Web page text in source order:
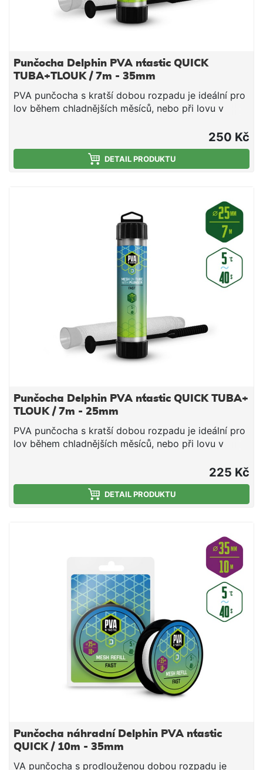
Punčocha Delphin PVA n´tastic QUICK
TUBA+TLOUK / 7m - 35mm
PVA punčocha s kratší dobou rozpadu je ideální pro
lov během chladnějších měsíců, nebo při lovu v
dnu. Jedná se o vysoce kvalitní produkt, při kterém
díky důkladnému pletení nedochází ke svévolnému
trhání punčochy a zároveň se výborně plní i velmi
jemnými částicemi, čímž budete moci spolu s
návnadu přímo na montáži. Součástí balení je tuba a
tlouk, které umožňují snadné plnění punčochy
vnadící směsí. PVA punčocha se po čase přímo
úměrném teplotě vody rozpustí a tak uvolní krmnou
směs v bezprostřední blízkosti nástrahy, čímž
výrazně zvýší její atraktivnost pro kaprovité ryby.
Upozornění: PVA produkty jsou vodou rozpustné,
manipulujte s nimi proto jen se suchýma rukama, aby
nedošlo k jejich deformaci či poškození. Technické
parametry: Průměr: 35mm (široká) Délka: 7m Doba
rozpustnosti: cca 40s/5°C voda
250 Kč
DETAIL PRODUKTU
Punčocha Delphin PVA n´tastic QUICK TUBA+
TLOUK / 7m - 25mm
PVA punčocha s kratší dobou rozpadu je ideální pro
lov během chladnějších měsíců, nebo při lovu v
dnu. Jedná se o vysoce kvalitní produkt, při kterém
díky důkladnému pletení nedochází ke svévolnému
trhání punčochy a zároveň se výborně plní i velmi
jemnými částicemi, čímž budete moci spolu s
návnadu přímo na montáži. Součástí balení je tuba a
tlouk, které umožňují snadné plnění punčochy
vnadící směsí. PVA punčocha se po čase přímo
úměrném teplotě vody rozpustí a tak uvolní krmnou
směs v bezprostřední blízkosti nástrahy, čímž
výrazně zvýší její atraktivnost pro kaprovité ryby.
Upozornění: PVA produkty jsou vodou rozpustné,
manipulujte s nimi proto jen se suchýma rukama, aby
nedošlo k jejich deformaci či poškození. Technické
parametry: Průměr: 25mm (úzká) Délka: 7m Doba
rozpustnosti: cca 40s/5°C voda
225 Kč
DETAIL PRODUKTU
Punčocha náhradní Delphin PVA n´tastic
QUICK / 10m - 35mm
VA punčocha s prodlouženou dobou rozpadu je